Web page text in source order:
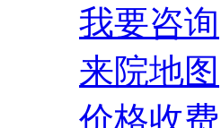
我要咨询
来院地图
价格收费